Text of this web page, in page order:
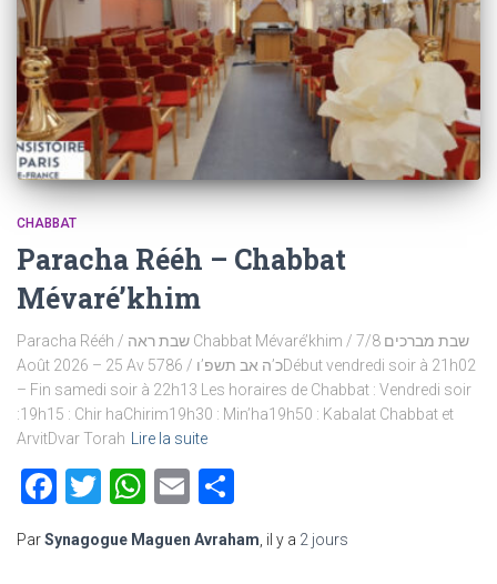
CHABBAT
Paracha Rééh – Chabbat
Mévaré’khim
Paracha Rééh / שבת ראה Chabbat Mévaré’khim / שבת מברכים 7/8
Août 2026 – 25 Av 5786 / כ’ה אב תשפ’וDébut vendredi soir à 21h02
– Fin samedi soir à 22h13 Les horaires de Chabbat : Vendredi soir
:19h15 : Chir haChirim19h30 : Min’ha19h50 : Kabalat Chabbat et
ArvitDvar Torah
Lire la suite
Facebook
Twitter
WhatsApp
Email
ParSynagogue Maguen Avraham , il y a 2 jours